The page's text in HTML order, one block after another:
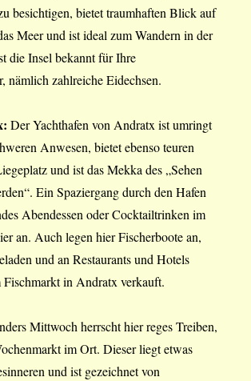
besichtigen, bietet traumhaften Blick auf
Meer und ist ideal zum Wandern in der
die Insel bekannt für Ihre
nämlich zahlreiche Eidechsen.
Der Yachthafen von Andratx ist umringt
Anwesen, bietet ebenso teuren
und ist das Mekka des „Sehen
Ein Spaziergang durch den Hafen
Abendessen oder Cocktailtrinken im
an. Auch legen hier Fischerboote an,
und an Restaurants und Hotels
Fischmarkt in Andratx verkauft.
Mittwoch herrscht hier reges Treiben,
im Ort. Dieser liegt etwas
und ist gezeichnet von